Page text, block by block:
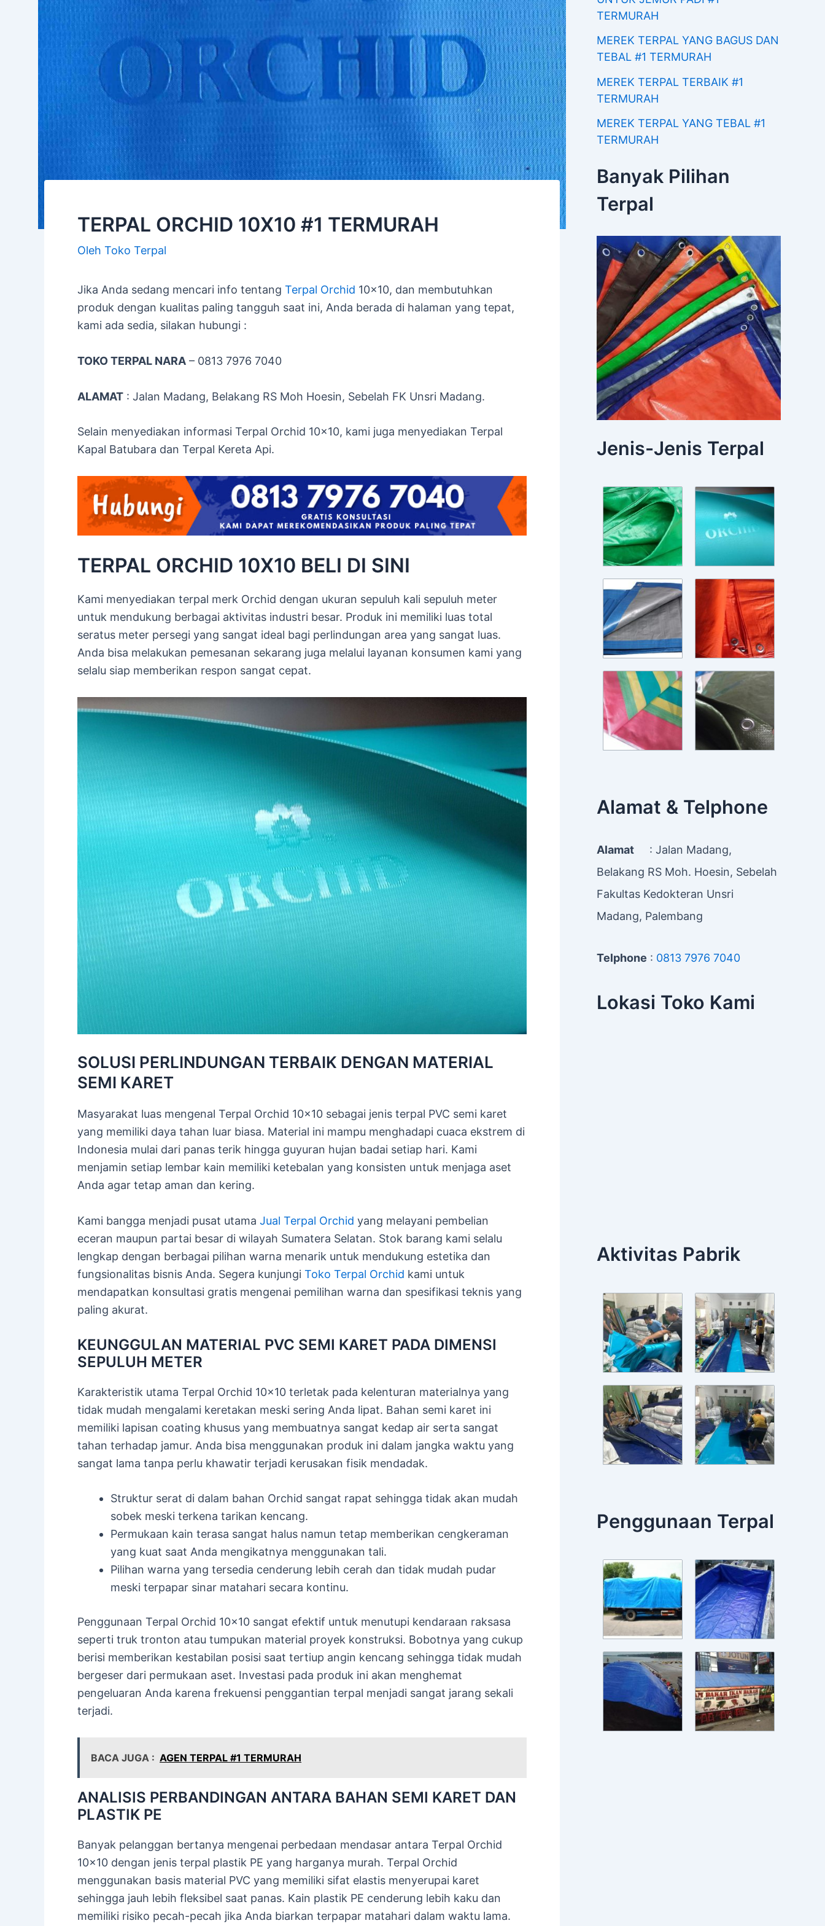
TERPAL ORCHID 10X10 #1 TERMURAH
Oleh Toko Terpal
Jika Anda sedang mencari info tentang Terpal Orchid 10×10, dan membutuhkan
produk dengan kualitas paling tangguh saat ini, Anda berada di halaman yang tepat,
kami ada sedia, silakan hubungi :
TOKO TERPAL NARA – 0813 7976 7040
ALAMAT : Jalan Madang, Belakang RS Moh Hoesin, Sebelah FK Unsri Madang.
Selain menyediakan informasi Terpal Orchid 10×10, kami juga menyediakan Terpal
Kapal Batubara dan Terpal Kereta Api.
TERPAL ORCHID 10X10 BELI DI SINI
Kami menyediakan terpal merk Orchid dengan ukuran sepuluh kali sepuluh meter
untuk mendukung berbagai aktivitas industri besar. Produk ini memiliki luas total
seratus meter persegi yang sangat ideal bagi perlindungan area yang sangat luas.
Anda bisa melakukan pemesanan sekarang juga melalui layanan konsumen kami yang
selalu siap memberikan respon sangat cepat.
SOLUSI PERLINDUNGAN TERBAIK DENGAN MATERIAL
SEMI KARET
Masyarakat luas mengenal Terpal Orchid 10×10 sebagai jenis terpal PVC semi karet
yang memiliki daya tahan luar biasa. Material ini mampu menghadapi cuaca ekstrem di
Indonesia mulai dari panas terik hingga guyuran hujan badai setiap hari. Kami
menjamin setiap lembar kain memiliki ketebalan yang konsisten untuk menjaga aset
Anda agar tetap aman dan kering.
Kami bangga menjadi pusat utama Jual Terpal Orchid yang melayani pembelian
eceran maupun partai besar di wilayah Sumatera Selatan. Stok barang kami selalu
lengkap dengan berbagai pilihan warna menarik untuk mendukung estetika dan
fungsionalitas bisnis Anda. Segera kunjungi Toko Terpal Orchid kami untuk
mendapatkan konsultasi gratis mengenai pemilihan warna dan spesifikasi teknis yang
paling akurat.
KEUNGGULAN MATERIAL PVC SEMI KARET PADA DIMENSI
SEPULUH METER
Karakteristik utama Terpal Orchid 10×10 terletak pada kelenturan materialnya yang
tidak mudah mengalami keretakan meski sering Anda lipat. Bahan semi karet ini
memiliki lapisan coating khusus yang membuatnya sangat kedap air serta sangat
tahan terhadap jamur. Anda bisa menggunakan produk ini dalam jangka waktu yang
sangat lama tanpa perlu khawatir terjadi kerusakan fisik mendadak.
Struktur serat di dalam bahan Orchid sangat rapat sehingga tidak akan mudah
sobek meski terkena tarikan kencang.
Permukaan kain terasa sangat halus namun tetap memberikan cengkeraman
yang kuat saat Anda mengikatnya menggunakan tali.
Pilihan warna yang tersedia cenderung lebih cerah dan tidak mudah pudar
meski terpapar sinar matahari secara kontinu.
Penggunaan Terpal Orchid 10×10 sangat efektif untuk menutupi kendaraan raksasa
seperti truk tronton atau tumpukan material proyek konstruksi. Bobotnya yang cukup
berisi memberikan kestabilan posisi saat tertiup angin kencang sehingga tidak mudah
bergeser dari permukaan aset. Investasi pada produk ini akan menghemat
pengeluaran Anda karena frekuensi penggantian terpal menjadi sangat jarang sekali
terjadi.
BACA JUGA : AGEN TERPAL #1 TERMURAH
ANALISIS PERBANDINGAN ANTARA BAHAN SEMI KARET DAN
PLASTIK PE
Banyak pelanggan bertanya mengenai perbedaan mendasar antara Terpal Orchid
10×10 dengan jenis terpal plastik PE yang harganya murah. Terpal Orchid
menggunakan basis material PVC yang memiliki sifat elastis menyerupai karet
sehingga jauh lebih fleksibel saat panas. Kain plastik PE cenderung lebih kaku dan
memiliki risiko pecah-pecah jika Anda biarkan terpapar matahari dalam waktu lama.
TERMURAH
MEREK TERPAL YANG BAGUS DAN
TEBAL #1 TERMURAH
MEREK TERPAL TERBAIK #1
TERMURAH
MEREK TERPAL YANG TEBAL #1
TERMURAH
Banyak Pilihan
Terpal
Jenis-Jenis Terpal
Alamat & Telphone
Alamat : Jalan Madang,
Belakang RS Moh. Hoesin, Sebelah
Fakultas Kedokteran Unsri
Madang, Palembang
Telphone : 0813 7976 7040
Lokasi Toko Kami
Aktivitas Pabrik
Penggunaan Terpal